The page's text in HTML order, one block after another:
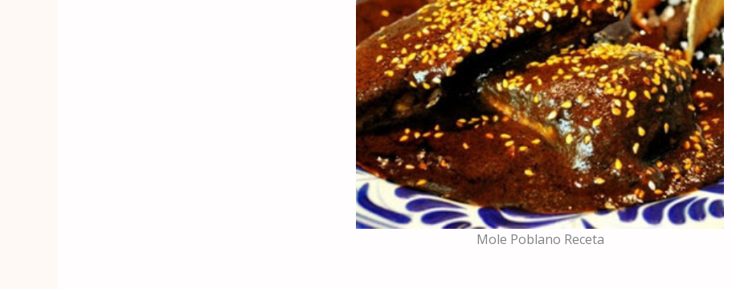
Mole Poblano Receta